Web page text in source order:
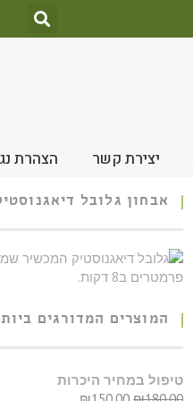
יצירת קשר הצהרת
אבחון גלובל
המוצרים המדורגים
טיפול במחיר היכרות